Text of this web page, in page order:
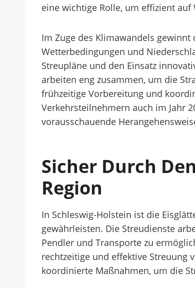
eine wichtige Rolle, um effizient
Im Zuge des Klimawandels
Wetterbedingungen und
Streupläne und den Einsatz
arbeiten eng zusammen, um die
frühzeitige Vorbereitung und
Verkehrsteilnehmern auch im Jahr
vorausschauende
Sicher Durch
Region
In Schleswig-Holstein ist die
gewährleisten. Die Streudienste
Pendler und Transporte zu
rechtzeitige und effektive Streuung
koordinierte Maßnahmen, um die